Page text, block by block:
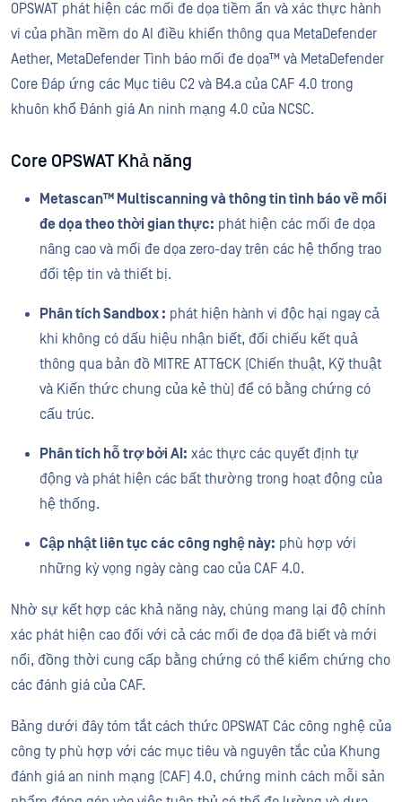
OPSWAT phát hiện các mối đe dọa tiềm ẩn và xác thực hành
vi của phần mềm do AI điều khiển thông qua MetaDefender
Aether, MetaDefender Tình báo mối đe dọa™ và MetaDefender
Core Đáp ứng các Mục tiêu C2 và B4.a của CAF 4.0 trong
khuôn khổ Đánh giá An ninh mạng 4.0 của NCSC.
Core OPSWAT Khả năng
Metascan™ Multiscanning và thông tin tình báo về mối
đe dọa theo thời gian thực: phát hiện các mối đe dọa
nâng cao và mối đe dọa zero-day trên các hệ thống trao
đổi tệp tin và thiết bị.
Phân tích Sandbox : phát hiện hành vi độc hại ngay cả
khi không có dấu hiệu nhận biết, đối chiếu kết quả
thông qua bản đồ MITRE ATT&CK (Chiến thuật, Kỹ thuật
và Kiến thức chung của kẻ thù) để có bằng chứng có
cấu trúc.
Phân tích hỗ trợ bởi AI: xác thực các quyết định tự
động và phát hiện các bất thường trong hoạt động của
hệ thống.
Cập nhật liên tục các công nghệ này: phù hợp với
những kỳ vọng ngày càng cao của CAF 4.0.
Nhờ sự kết hợp các khả năng này, chúng mang lại độ chính
xác phát hiện cao đối với cả các mối đe dọa đã biết và mới
nổi, đồng thời cung cấp bằng chứng có thể kiểm chứng cho
các đánh giá của CAF.
Bảng dưới đây tóm tắt cách thức OPSWAT Các công nghệ của
công ty phù hợp với các mục tiêu và nguyên tắc của Khung
đánh giá an ninh mạng (CAF) 4.0, chứng minh cách mỗi sản